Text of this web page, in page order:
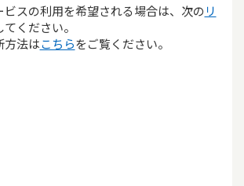
ビスの利用を希望される場合は、次のリ
ください。
方法はこちらをご覧ください。